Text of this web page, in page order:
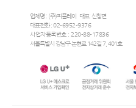
업체명 : (주)피플레이
대표: 신창면
대표전화 :02-6952-9376
사업자등록번호 : 220-88-17836
서울특별시 강남구 논현로 142길 7, 401호